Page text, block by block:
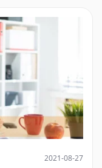
2021-08-27